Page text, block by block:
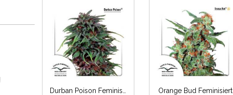
Orange Bud Feminisiert